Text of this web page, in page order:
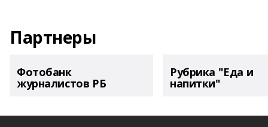
Партнеры
Фотобанк
журналистов РБ
Рубрика "Еда и
напитки"